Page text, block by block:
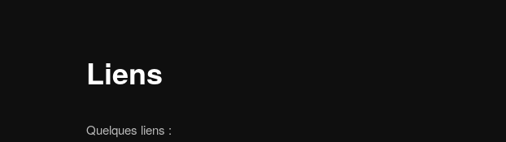
Liens
Quelques liens :